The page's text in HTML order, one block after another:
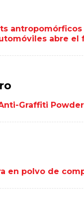
antropomórficos
abre el
Graffiti
en polvo de